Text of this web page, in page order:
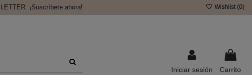
¡Suscríbete ahora! Wishlist (0)
Iniciar sesión Carrito